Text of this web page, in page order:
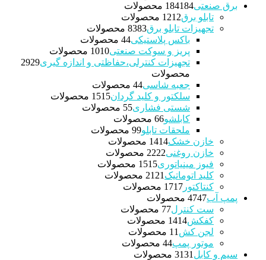
برق صنعتی
184184 محصولات
تابلو برق
1212 محصولات
تجهیزات تابلو برق
8383 محصولات
باکس پلاستیکی 44 محصولات
پریز و سوکت صنعتی
1010 محصولات
تجهیزات کنترلی،حفاظتی و اندازه گیری
2929
محصولات
جعبه شاسی 44 محصولات
سلکتور و کلید گردان
1515 محصولات
شستی فشاری 55 محصولات
کابلشو 66 محصولات
ملحقات تابلو 99 محصولات
خازن خشک
1414 محصولات
خازن روغنی
2222 محصولات
فیوز مینیاتوری
1515 محصولات
کلید اتوماتیک
21 21 محصولات
کنتاکتور
1717 محصولات
پمپ آب
4747 محصولات
ست کنترل 77 محصولات
کفکش
1414 محصولات
لجن کش
1 1 محصولات
موتور پمپ 44 محصولات
سیم و کابل
3131 محصولات